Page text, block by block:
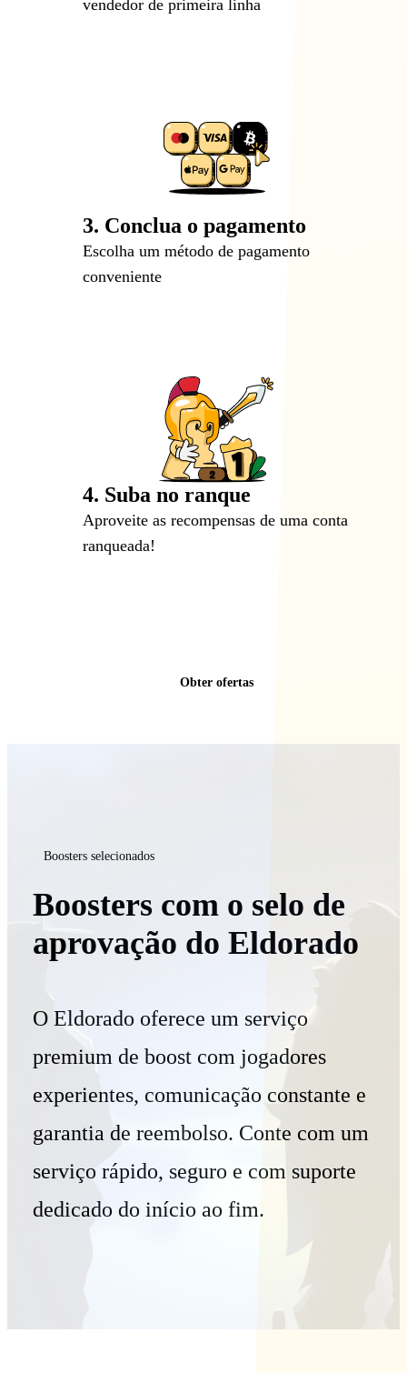
vendedor de primeira linha
3. Conclua o pagamento
Escolha um método de pagamento
conveniente
4. Suba no ranque
Aproveite as recompensas de uma conta
ranqueada!
Obter ofertas
Boosters selecionados
Boosters com o selo de
aprovação do Eldorado
O Eldorado oferece um serviço
premium de boost com jogadores
experientes, comunicação constante e
garantia de reembolso. Conte com um
serviço rápido, seguro e com suporte
dedicado do início ao fim.